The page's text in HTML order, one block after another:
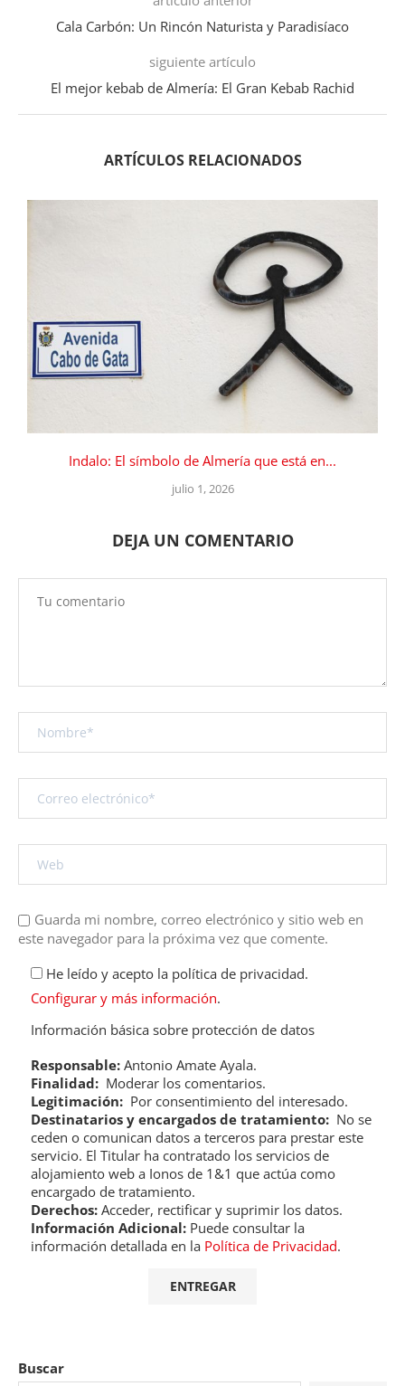
Cala Carbón: Un Rincón Naturista y Paradisíaco
siguiente artículo
El mejor kebab de Almería: El Gran Kebab Rachid
ARTÍCULOS RELACIONADOS
Indalo: El símbolo de Almería que está en...
julio 1, 2026
DEJA UN COMENTARIO
Guarda mi nombre, correo electrónico y sitio web en
este navegador para la próxima vez que comente.
He leído y acepto la política de privacidad.
Configurar y más información.
Información básica sobre protección de datos
Responsable: Antonio Amate Ayala.
Finalidad: Moderar los comentarios.
Legitimación: Por consentimiento del interesado.
Destinatarios y encargados de tratamiento: No se
ceden o comunican datos a terceros para prestar este
servicio. El Titular ha contratado los servicios de
alojamiento web a Ionos de 1&1 que actúa como
encargado de tratamiento.
Derechos: Acceder, rectificar y suprimir los datos.
Información Adicional: Puede consultar la
información detallada en la Política de Privacidad.
Buscar